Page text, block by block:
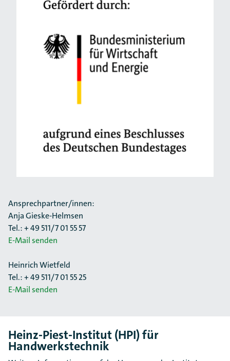
Ansprechpartner/innen:
Anja Gieske-Helmsen
Tel.: + 49 511/7 01 55 57
E-Mail senden
Heinrich Wietfeld
Tel.: + 49 511/7 01 55 25
E-Mail senden
Heinz-Piest-Institut (HPI) für
Handwerkstechnik